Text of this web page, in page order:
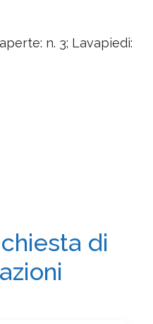
n. 3; Lavapiedi:
di